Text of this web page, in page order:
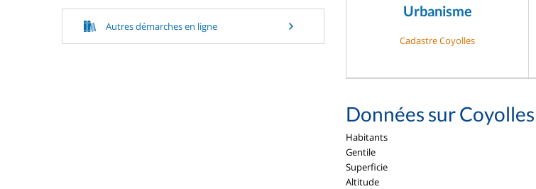
Autres démarches en ligne
Urbanisme
Cadastre Coyolles
Données sur Coyolles
Habitants
Gentile
Superficie
Altitude